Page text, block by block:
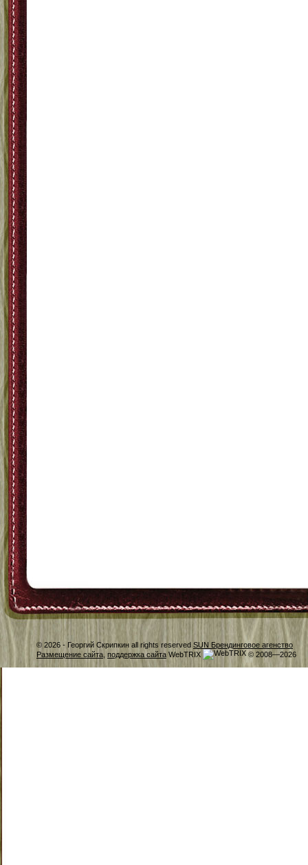
© 2026 - Георгий Скрипкин all rights reserved SUN Брендинговое агенство
Размещение сайта, поддержка сайта WebTRIX © 2008—2026